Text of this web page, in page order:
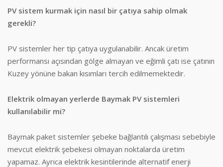
PV sistem kurmak için nasıl bir çatıya sahip olmak
gerekli?
PV sistemler her tip çatıya uygulanabilir. Ancak üretim
performansı açısından gölge almayan ve eğimli çatı ise çatının
Kuzey yönüne bakan kısımları tercih edilmemektedir.
Elektrik olmayan yerlerde Baymak PV sistemleri
kullanılabilir mi?
Baymak paket sistemler şebeke bağlantılı çalışması sebebiyle
mevcut elektrik şebekesi olmayan noktalarda üretim
yapamaz. Ayrıca elektrik kesintilerinde alternatif enerji